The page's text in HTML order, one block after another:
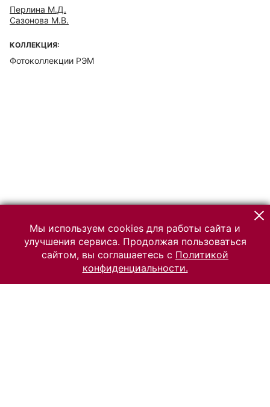
Перлина М.Д.
Сазонова М.В.
КОЛЛЕКЦИЯ:
Фотоколлекции РЭМ
Мы используем cookies для работы сайта и
улучшения сервиса. Продолжая пользоваться
сайтом, вы соглашаетесь с Политикой
конфиденциальности.